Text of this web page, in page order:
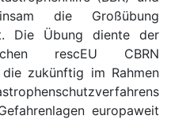
die Großübung
Die Übung diente der
rescEU CBRN
zukünftig im Rahmen
europaweit